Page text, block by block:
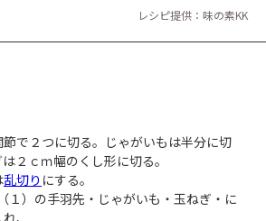
レシピ提供：味の素KK
節で２つに切る。じゃがいもは半分に切
２ｃｍ幅のくし形に切る。
乱切り にする。
１）の手羽先・じゃがいも・玉ねぎ・に